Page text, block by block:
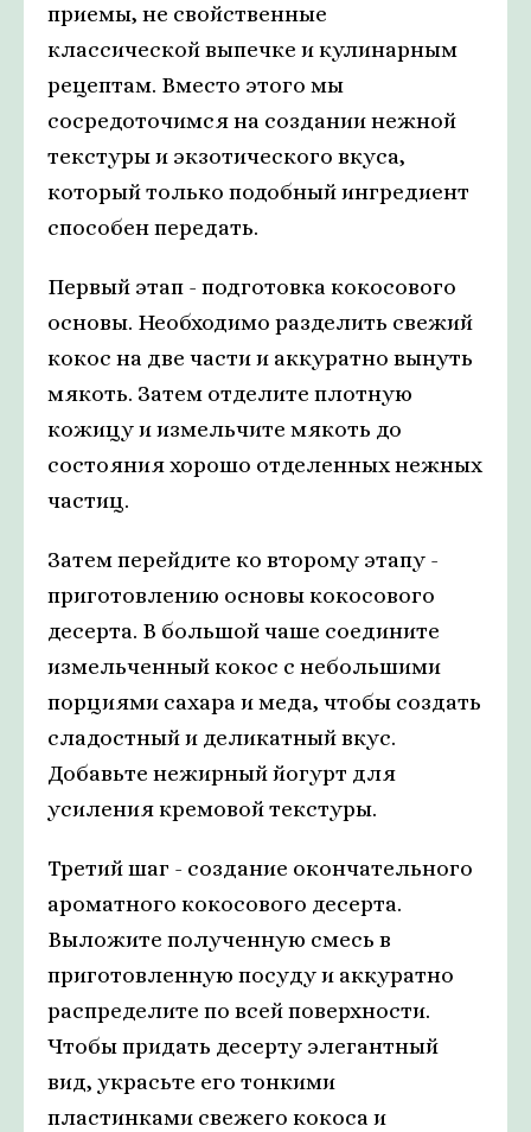
приемы, не свойственные
классической выпечке и кулинарным
рецептам. Вместо этого мы
сосредоточимся на создании нежной
текстуры и экзотического вкуса,
который только подобный ингредиент
способен передать.
Первый этап - подготовка кокосового
основы. Необходимо разделить свежий
кокос на две части и аккуратно вынуть
мякоть. Затем отделите плотную
кожицу и измельчите мякоть до
состояния хорошо отделенных нежных
частиц.
Затем перейдите ко второму этапу -
приготовлению основы кокосового
десерта. В большой чаше соедините
измельченный кокос с небольшими
порциями сахара и меда, чтобы создать
сладостный и деликатный вкус.
Добавьте нежирный йогурт для
усиления кремовой текстуры.
Третий шаг - создание окончательного
ароматного кокосового десерта.
Выложите полученную смесь в
приготовленную посуду и аккуратно
распределите по всей поверхности.
Чтобы придать десерту элегантный
вид, украсьте его тонкими
пластинками свежего кокоса и